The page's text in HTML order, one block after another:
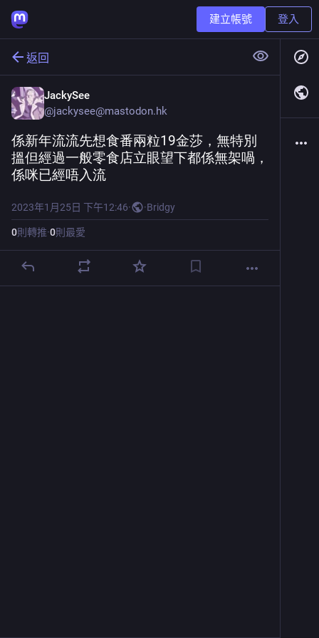
建立帳號 登入
返回
JackySee
@jackysee@mastodon.hk
係新年流流先想食番兩粒19金莎，無特別
搵但經過一般零食店立眼望下都係無架喎，
係咪已經唔入流
2023年1月25日 下午12:46· ·Bridgy
0則轉推·0則最愛